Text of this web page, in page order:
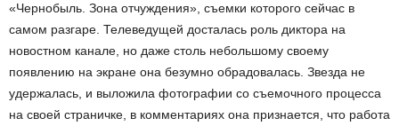
«Чернобыль. Зона отчуждения», съемки которого сейчас в
самом разгаре. Телеведущей досталась роль диктора на
новостном канале, но даже столь небольшому своему
появлению на экране она безумно обрадовалась. Звезда не
удержалась, и выложила фотографии со съемочного процесса
на своей страничке, в комментариях она признается, что работа